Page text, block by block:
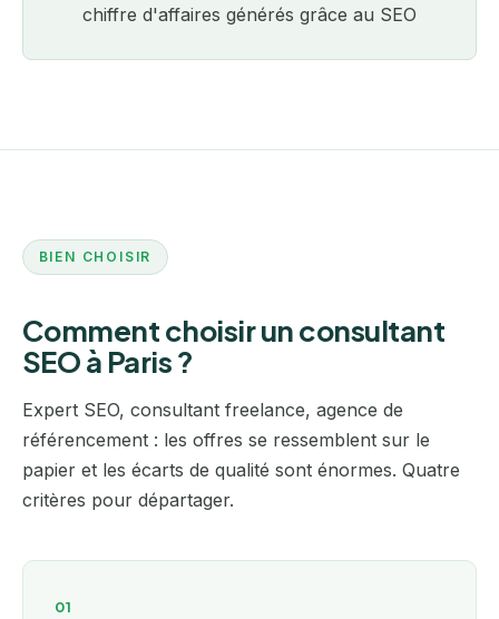
chiffre d'affaires générés grâce au SEO
BIEN CHOISIR
Comment choisir un consultant
SEO à Paris ?
Expert SEO, consultant freelance, agence de
référencement : les offres se ressemblent sur le
papier et les écarts de qualité sont énormes. Quatre
critères pour départager.
01